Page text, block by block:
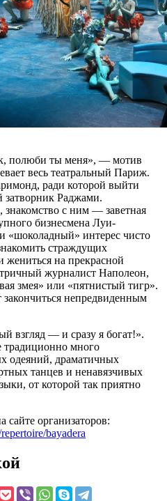
полюби ты меня», — мотив
весь театральный Париж.
ради которой выйти
затворник Раджами.
с ним — заветная
бизнесмена Луи-
«шоколадный» интерес чисто
страждущих
на прекрасной
журналист Наполеон,
змея» или «пятнистый тигр».
непредвиденным
взгляд — и сразу я богат!».
традиционно много
одеяний, драматичных
танцев и ненавязчивых
от которой так приятно
сайте организаторов:
bayadera